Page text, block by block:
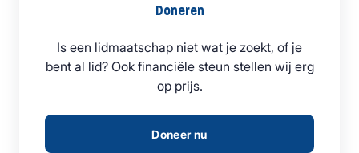
Doneren
Is een lidmaatschap niet wat je zoekt, of je
bent al lid? Ook financiële steun stellen wij erg
op prijs.
Doneer nu